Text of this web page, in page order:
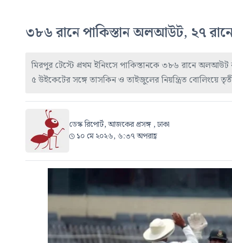
৩৮৬ রানে পাকিস্তান অলআউট, ২৭
মিরপুর টেস্টে প্রথম ইনিংসে পাকিস্তানকে ৩৮৬ রানে অলআউট
৫ উইকেটের সঙ্গে তাসকিন ও তাইজুলের নিয়ন্ত্রিত বোলিংয়ে
ডেস্ক রিপোর্ট, আজকের প্রসঙ্গ , ঢাকা
১০ মে ২০২৬, ৬:৩৭ অপরাহ্ণ